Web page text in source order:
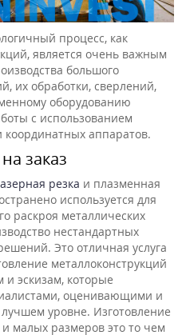
процесс, как
является очень важным
большого
их обработки, сверлений,
оборудованию
с использованием
аппаратов.
заказ
резка и плазменная
используется для
раскроя металлических
нестандартных
Это отличная услуга
металлоконструкций
эскизам, которые
оценивающими и
уровне. Изготовление
малых размеров это то чем